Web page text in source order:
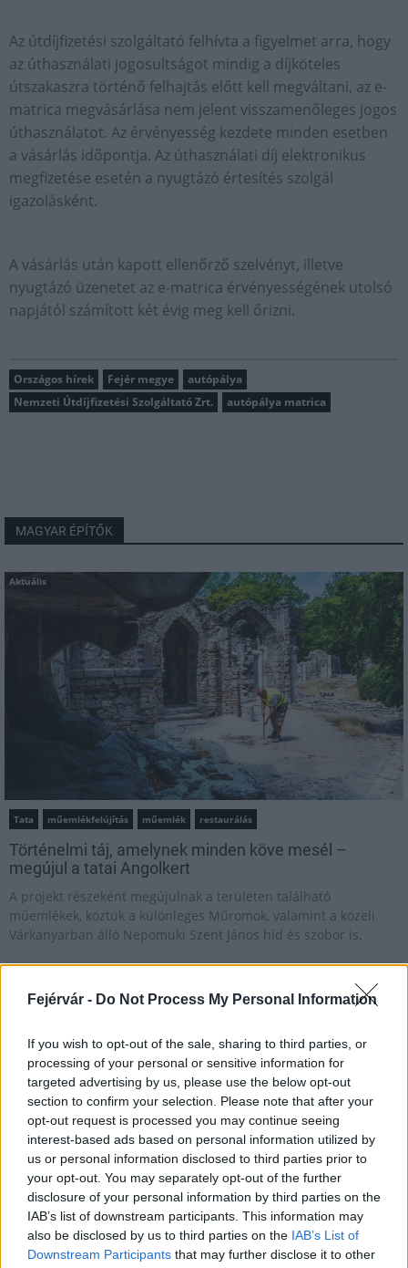
Fejérvár - Do Not Process My Personal Information
If you wish to opt-out of the sale, sharing to third parties, or
processing of your personal or sensitive information for
targeted advertising by us, please use the below opt-out
section to confirm your selection. Please note that after your
opt-out request is processed you may continue seeing
interest-based ads based on personal information utilized by
us or personal information disclosed to third parties prior to
your opt-out. You may separately opt-out of the further
disclosure of your personal information by third parties on the
IAB’s list of downstream participants. This information may
also be disclosed by us to third parties on the IAB’s List of
Downstream Participants that may further disclose it to other
Az útdíjfizetési szolgáltató felhívta a figyelmet arra, hogy
az úthasználati jogosultságot mindig a díjköteles
útszakaszra történő felhajtás előtt kell megváltani, az e-
matrica megvásárlása nem jelent visszamenőleges jogos
úthasználatot. Az érvényesség kezdete minden esetben
a vásárlás időpontja. Az úthasználati díj elektronikus
megfizetése esetén a nyugtázó értesítés szolgál
igazolásként.
A vásárlás után kapott ellenőrző szelvényt, illetve
nyugtázó üzenetet az e-matrica érvényességének utolsó
napjától számított két évig meg kell őrizni.
Országos hírek Fejér megye
autópálya
Nemzeti Útdíjfizetési Szolgáltató Zrt.
autópálya matrica
MAGYAR ÉPÍTŐK
Aktuális
Tata műemlékfelújítás műemlék restaurálás
Történelmi táj, amelynek minden köve mesél –
megújul a tatai Angolkert
A projekt részeként megújulnak a területen található
műemlékek, köztük a különleges Műromok, valamint a közeli
Várkanyarban álló Nepomuki Szent János híd és szobor is.
M1 bővítés: már zajlik a teljesen új
Bicske Kelet csomópont építése
Új gyalogosátkelők és jelzőlámpás
csomópont épül Angyalföldön
Másfélszeresére bővítik
Hódmezővásárhely jó hírű református
iskoláját